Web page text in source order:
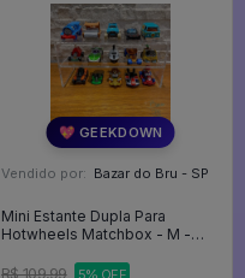
💖 GEEKDOWN
Vendido por: Bazar do Bru - SP
Mini Estante Dupla Para
Hotwheels Matchbox - M -
R$ 109,99
5% OFF